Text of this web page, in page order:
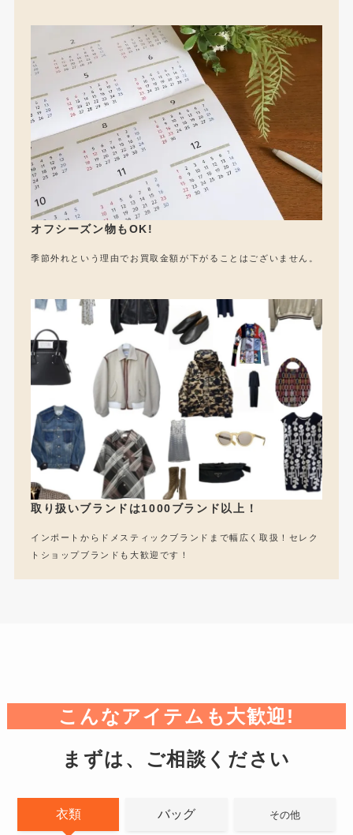
オフシーズン物もOK!
季節外れという理由でお買取金額が下がることはございません。
取り扱いブランドは1000ブランド以上！
インポートからドメスティックブランドまで幅広く取扱！セレク
トショップブランドも大歓迎です！
こんなアイテムも大歓迎!
まずは、ご相談ください
衣類 バッグ その他